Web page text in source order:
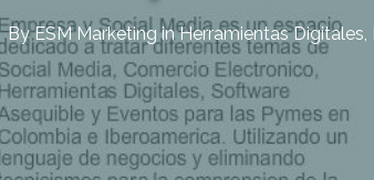
By ESM Marketing in Herramientas Digitales